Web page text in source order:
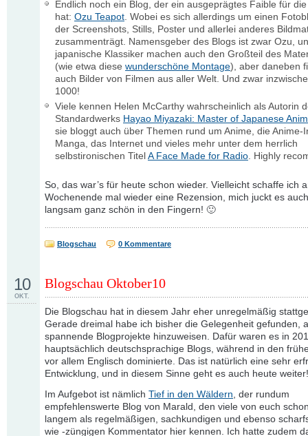
Endlich noch ein Blog, der ein ausgeprägtes Faible für
hat: Ozu Teapot. Wobei es sich allerdings um einen
der Screenshots, Stills, Poster und allerlei anderes
zusammenträgt. Namensgeber des Blogs ist zwar Ozu,
japanische Klassiker machen auch den Großteil des
(wie etwa diese wunderschöne Montage), aber daneben
auch Bilder von Filmen aus aller Welt. Und zwar
1000!
Viele kennen Helen McCarthy wahrscheinlich als Autorin
Standardwerks Hayao Miyazaki: Master of Japanese
sie bloggt auch über Themen rund um Anime, die Anime-
Manga, das Internet und vieles mehr unter dem herrlich
selbstironischen Titel A Face Made for Radio. Highly
So, das war’s für heute schon wieder. Vielleicht schaffe ich
Wochenende mal wieder eine Rezension, mich juckt es
langsam ganz schön in den Fingern! 🙂
Blogschau 0 Kommentare
Blogschau Oktober10
10
OKT.
Die Blogschau hat in diesem Jahr eher unregelmäßig
Gerade dreimal habe ich bisher die Gelegenheit gefunden,
spannende Blogprojekte hinzuweisen. Dafür waren es in
hauptsächlich deutschsprachige Blogs, während in den
vor allem Englisch dominierte. Das ist natürlich eine sehr
Entwicklung, und in diesem Sinne geht es auch heute weiter!
Im Aufgebot ist nämlich Tief in den Wäldern, der rundum
empfehlenswerte Blog von Marald, den viele von euch
langem als regelmäßigen, sachkundigen und ebenso
wie -züngigen Kommentator hier kennen. Ich hatte zudem